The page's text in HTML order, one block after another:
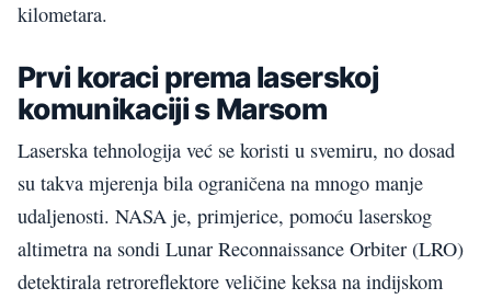
kilometara.
Prvi koraci prema laserskoj
komunikaciji s Marsom
Laserska tehnologija već se koristi u svemiru, no dosad
su takva mjerenja bila ograničena na mnogo manje
udaljenosti. NASA je, primjerice, pomoću laserskog
altimetra na sondi Lunar Reconnaissance Orbiter (LRO)
detektirala retroreflektore veličine keksa na indijskom